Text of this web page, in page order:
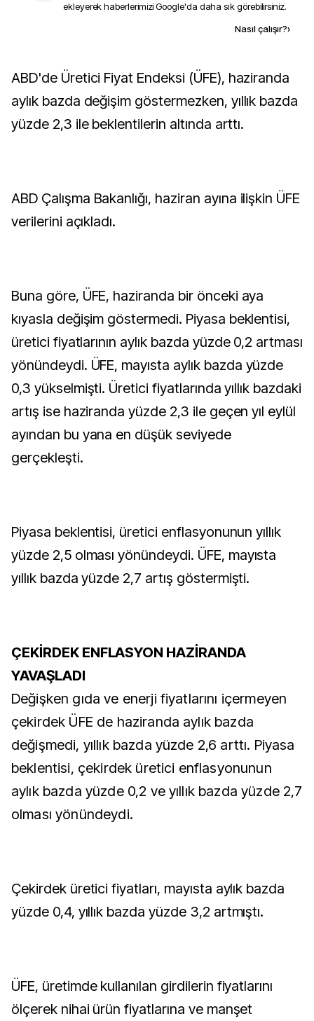
ekleyerek haberlerimizi Google'da daha sık görebilirsiniz.
Nasıl çalışır?›
ABD'de Üretici Fiyat Endeksi (ÜFE), haziranda
aylık bazda değişim göstermezken, yıllık bazda
yüzde 2,3 ile beklentilerin altında arttı.
ABD Çalışma Bakanlığı, haziran ayına ilişkin ÜFE
verilerini açıkladı.
Buna göre, ÜFE, haziranda bir önceki aya
kıyasla değişim göstermedi. Piyasa beklentisi,
üretici fiyatlarının aylık bazda yüzde 0,2 artması
yönündeydi. ÜFE, mayısta aylık bazda yüzde
0,3 yükselmişti. Üretici fiyatlarında yıllık bazdaki
artış ise haziranda yüzde 2,3 ile geçen yıl eylül
ayından bu yana en düşük seviyede
gerçekleşti.
Piyasa beklentisi, üretici enflasyonunun yıllık
yüzde 2,5 olması yönündeydi. ÜFE, mayısta
yıllık bazda yüzde 2,7 artış göstermişti.
ÇEKİRDEK ENFLASYON HAZİRANDA
YAVAŞLADI
Değişken gıda ve enerji fiyatlarını içermeyen
çekirdek ÜFE de haziranda aylık bazda
değişmedi, yıllık bazda yüzde 2,6 arttı. Piyasa
beklentisi, çekirdek üretici enflasyonunun
aylık bazda yüzde 0,2 ve yıllık bazda yüzde 2,7
olması yönündeydi.
Çekirdek üretici fiyatları, mayısta aylık bazda
yüzde 0,4, yıllık bazda yüzde 3,2 artmıştı.
ÜFE, üretimde kullanılan girdilerin fiyatlarını
ölçerek nihai ürün fiyatlarına ve manşet